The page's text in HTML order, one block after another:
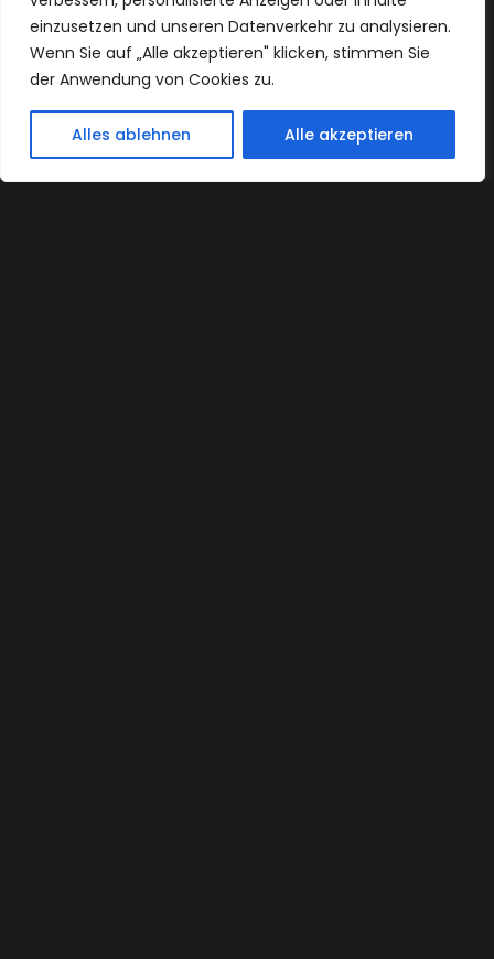
einzusetzen und unseren Datenverkehr zu analysieren.
Wenn Sie auf „Alle akzeptieren" klicken, stimmen Sie
der Anwendung von Cookies zu.
Alles ablehnen Alle akzeptieren
KONTAKT
Open
chaty